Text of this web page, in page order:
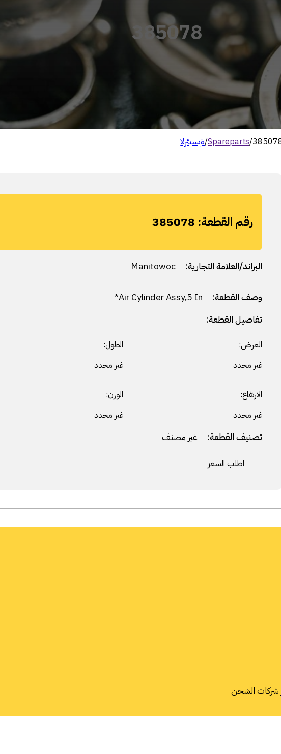
385078
الرئيسية/Spareparts/
رقم القطعة: 385078
البراند/العلامة التجارية:
وصف القطعة:
تفاصيل القطعة:
العرض:
غير محدد
الطول:
غير محدد
الارتفاع:
غير محدد
الوزن:
غير محدد
تصنيف القطعة: غير مصنف
اطلب السعر